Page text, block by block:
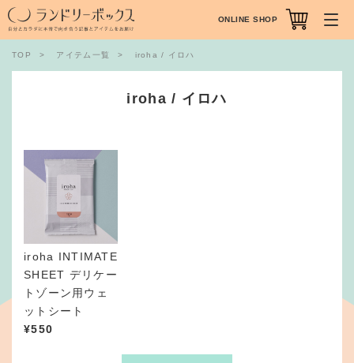
TOP アイテム一覧 iroha / イロハ
iroha / イロハ
iroha INTIMATE
SHEET デリケー
トゾーン用ウェ
ットシート
¥550
ONLINE SHOP